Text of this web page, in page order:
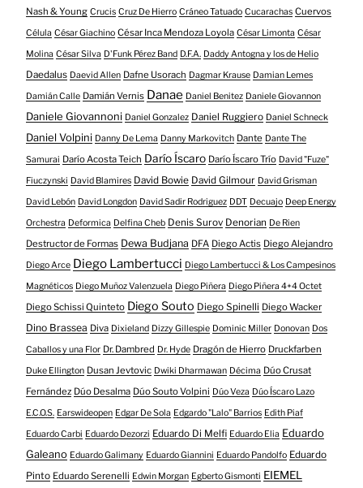
Nash & Young Crucis Cruz De Hierro Cráneo Tatuado Cucarachas Cuervos
Célula César Giachino César Inca Mendoza Loyola César Limonta César
Molina César Silva D'Funk Pérez Band D.F.A. Daddy Antogna y los de Helio
Daedalus Daevid Allen Dafne Usorach Dagmar Krause Damian Lemes
Damián Calle Damián Vernis Danae Daniel Benitez Daniele Giovannon
Daniele Giovannoni Daniel Gonzalez Daniel Ruggiero Daniel Schneck
Daniel Volpini Danny De Lema Danny Markovitch Dante Dante The
Samurai Darío Acosta Teich Darío Íscaro Darío Íscaro Trío David "Fuze"
Fiuczynski David Blamires David Bowie David Gilmour David Grisman
David Lebón David Longdon David Sadir Rodriguez DDT Decuajo Deep Energy
Orchestra Deformica Delfina Cheb Denis Surov Denorian De Rien
Destructor de Formas Dewa Budjana DFA Diego Actis Diego Alejandro
Diego Arce Diego Lambertucci Diego Lambertucci & Los Campesinos
Magnéticos Diego Muñoz Valenzuela Diego Piñera Diego Piñera 4+4 Octet
Diego Schissi Quinteto Diego Souto Diego Spinelli Diego Wacker
Dino Brassea Diva Dixieland Dizzy Gillespie Dominic Miller Donovan Dos
Caballos y una Flor Dr. Dambred Dr. Hyde Dragón de Hierro Druckfarben
Duke Ellington Dusan Jevtovic Dwiki Dharmawan Décima Dúo Crusat
Fernández Dúo Desalma Dúo Souto Volpini Dúo Veza Dúo Íscaro Lazo
E.C.O.S. Earswideopen Edgar De Sola Edgardo "Lalo" Barrios Edith Piaf
Eduardo Carbi Eduardo Dezorzi Eduardo Di Melfi Eduardo Elia Eduardo
Galeano Eduardo Galimany Eduardo Giannini Eduardo Pandolfo Eduardo
Pinto Eduardo Serenelli Edwin Morgan Egberto Gismonti EIEMEL